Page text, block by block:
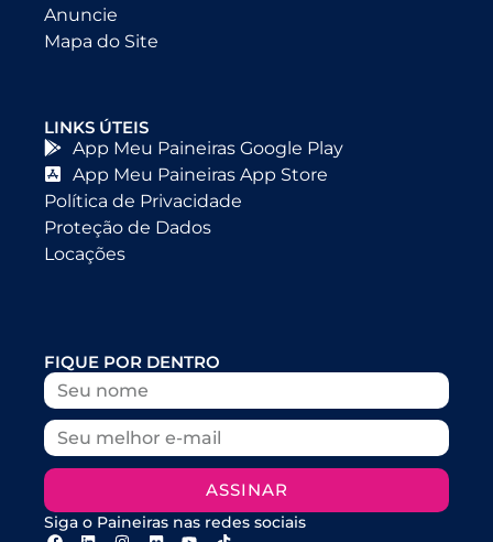
Anuncie
Mapa do Site
LINKS ÚTEIS
App Meu Paineiras Google Play
App Meu Paineiras App Store
Política de Privacidade
Proteção de Dados
Locações
FIQUE POR DENTRO
ASSINAR
Siga o Paineiras nas redes sociais